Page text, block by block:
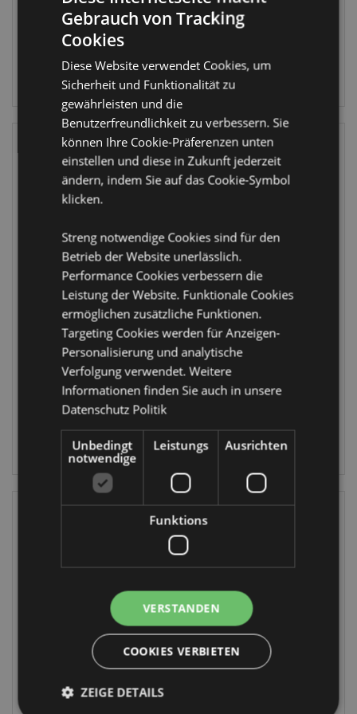
204 auf
Lager
ANMELDEN
1341 auf
IM SALE
Relaxeazzz
Adoramals
Orang-Utan
Plüsch Reisekissen
& Schlafmaske
CUSH316
796 auf
Lager
ANMELDEN
The Original
Stormtrooper
COOLB102
18 auf Lager
IM SALE
Adoramals Tiger
Pop Up Silikon-
PCASE77
IM SALE
The Original
Stormtrooper
Gebrauch von Tracking
Cookies
Diese Website verwendet Cookies, um
Sicherheit und Funktionalität zu
gewährleisten und die
Benutzerfreundlichkeit zu verbessern. Sie
können Ihre Cookie-Präferenzen unten
einstellen und diese in Zukunft jederzeit
ändern, indem Sie auf das Cookie-Symbol
klicken.
Streng notwendige Cookies sind für den
Betrieb der Website unerlässlich.
Performance Cookies verbessern die
Leistung der Website. Funktionale Cookies
ermöglichen zusätzliche Funktionen.
Targeting Cookies werden für Anzeigen-
Personalisierung und analytische
Verfolgung verwendet. Weitere
Informationen finden Sie auch in unsere
Datenschutz Politik
Unbedingt
notwendige
Leistungs Ausrichten
Funktions
VERSTANDEN
COOKIES VERBIETEN
ZEIGE DETAILS